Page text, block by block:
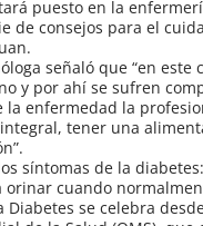
puesto en la
de consejos para el
señaló que “en
y por ahí se sufren
la enfermedad la
tener una
síntomas de la
orinar cuando
Diabetes se celebra